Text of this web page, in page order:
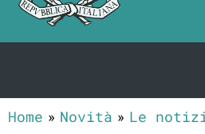
Home Novità Le